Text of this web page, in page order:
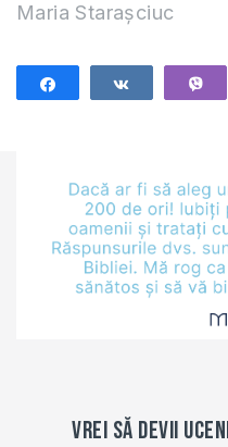
Maria Starașciuc
Vrei să devii